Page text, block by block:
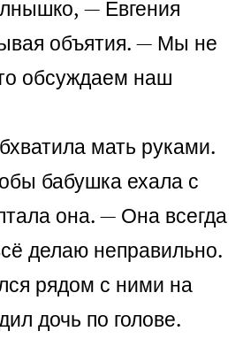
— Евгения
объятия. — Мы не
обсуждаем наш
мать руками.
бабушка ехала с
она. — Она всегда
делаю неправильно.
рядом с ними на
дочь по голове.